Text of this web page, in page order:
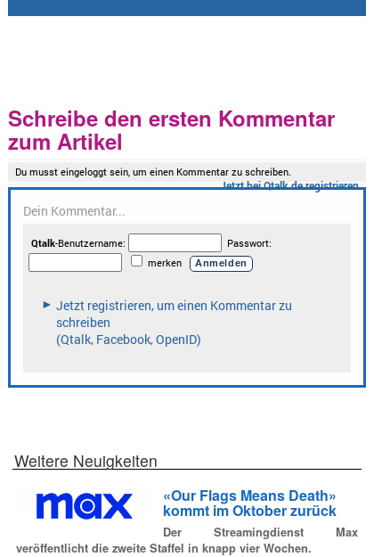
Schreibe den ersten Kommentar
zum Artikel
Weitere Neuigkeiten
«Our Flags Means Death»
kommt im Oktober zurück
Der Streamingdienst Max
veröffentlicht die zweite Staffel in knapp vier Wochen.